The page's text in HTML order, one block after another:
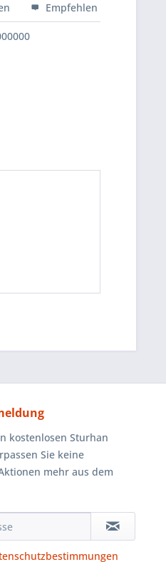
Empfehlen
kostenlosen Sturhan
Sie keine
mehr aus dem